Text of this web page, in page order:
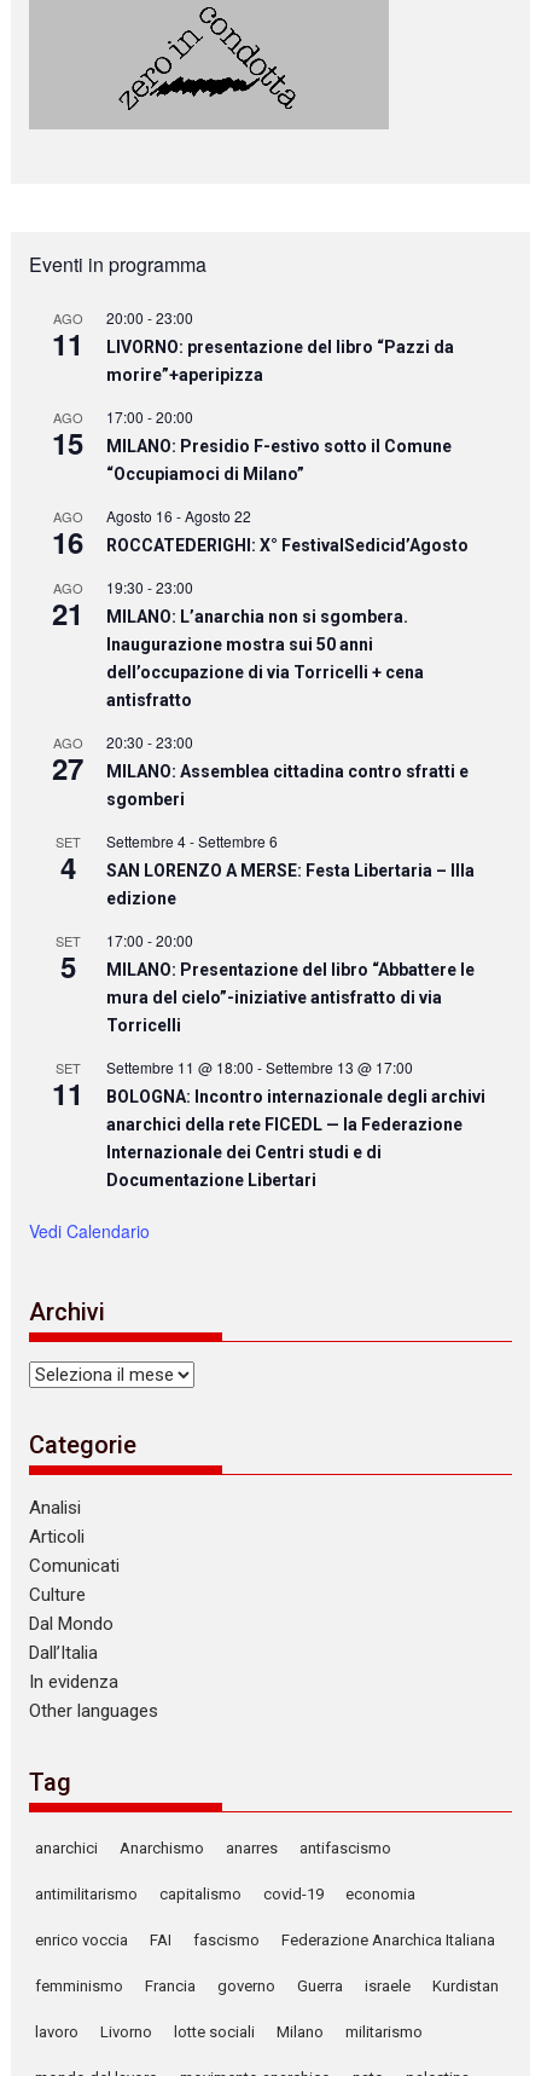
Eventi in programma
AGO
11
20:00 -23:00
LIVORNO: presentazione del libro “Pazzi da
morire”+aperipizza
AGO
15
17:00 -20:00
MILANO: Presidio F-estivo sotto il Comune
“Occupiamoci di Milano”
AGO
16
Agosto 16 -Agosto 22
ROCCATEDERIGHI: X° FestivalSedicid’Agosto
AGO
21
19:30 -23:00
MILANO: L’anarchia non si sgombera.
Inaugurazione mostra sui 50 anni
dell’occupazione di via Torricelli + cena
antisfratto
AGO
27
20:30 -23:00
MILANO: Assemblea cittadina contro sfratti e
sgomberi
SET
4
Settembre 4-Settembre 6
SAN LORENZO A MERSE: Festa Libertaria – IIIa
edizione
SET
5
17:00 -20:00
MILANO: Presentazione del libro “Abbattere le
mura del cielo”-iniziative antisfratto di via
Torricelli
SET
11
Settembre 11 @ 18:00 -Settembre 13 @ 17:00
BOLOGNA: Incontro internazionale degli archivi
anarchici della rete FICEDL — la Federazione
Internazionale dei Centri studi e di
Documentazione Libertari
Vedi Calendario
Archivi
Archivi
Categorie
Analisi
Articoli
Comunicati
Culture
Dal Mondo
Dall’Italia
In evidenza
Other languages
Tag
anarchici Anarchismo anarres antifascismo
antimilitarismo capitalismo covid-19 economia
enrico voccia FAI fascismo Federazione Anarchica Italiana
femminismo Francia governo Guerra israele Kurdistan
lavoro Livorno lotte sociali Milano militarismo